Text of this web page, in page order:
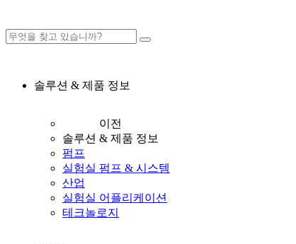
솔루션 & 제품 정보
이전
솔루션 & 제품 정보
펌프
실험실 펌프 & 시스템
산업
실험실 어플리케이션
테크놀로지